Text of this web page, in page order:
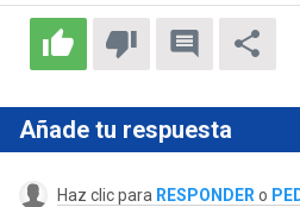
Añade tu respuesta
Haz clic para RESPONDER o